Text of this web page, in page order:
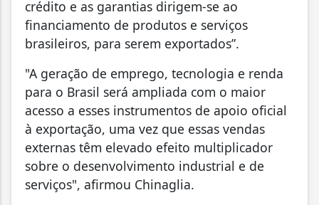
crédito e as garantias dirigem-se ao
financiamento de produtos e serviços
brasileiros, para serem exportados”.
"A geração de emprego, tecnologia e renda
para o Brasil será ampliada com o maior
acesso a esses instrumentos de apoio oficial
à exportação, uma vez que essas vendas
externas têm elevado efeito multiplicador
sobre o desenvolvimento industrial e de
serviços", afirmou Chinaglia.